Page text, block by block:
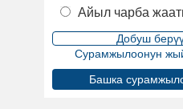
Айыл чарба
Сурамжылоонун
Башка